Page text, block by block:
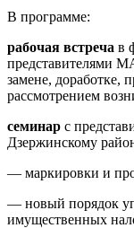
В программе:
рабочая встреча в
представителями
замене, доработке,
рассмотрением
семинар с
Дзержинскому
— маркировки и
— новый порядок
имущественных